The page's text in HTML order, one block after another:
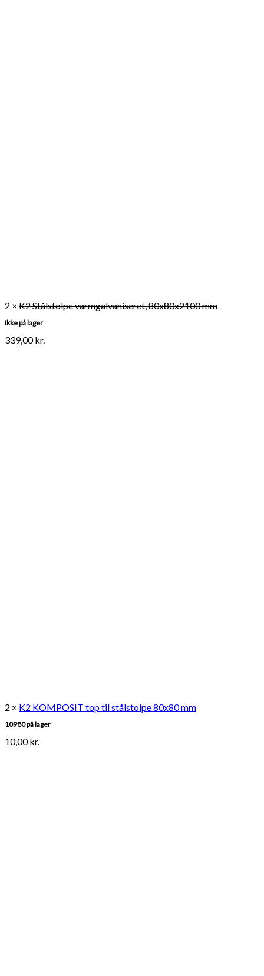
2 × K2 Stålstolpe varmgalvaniseret, 80x80x2100 mm
Ikke på lager
339,00kr.
2 × K2 KOMPOSIT top til stålstolpe 80x80 mm
10980 på lager
10,00kr.